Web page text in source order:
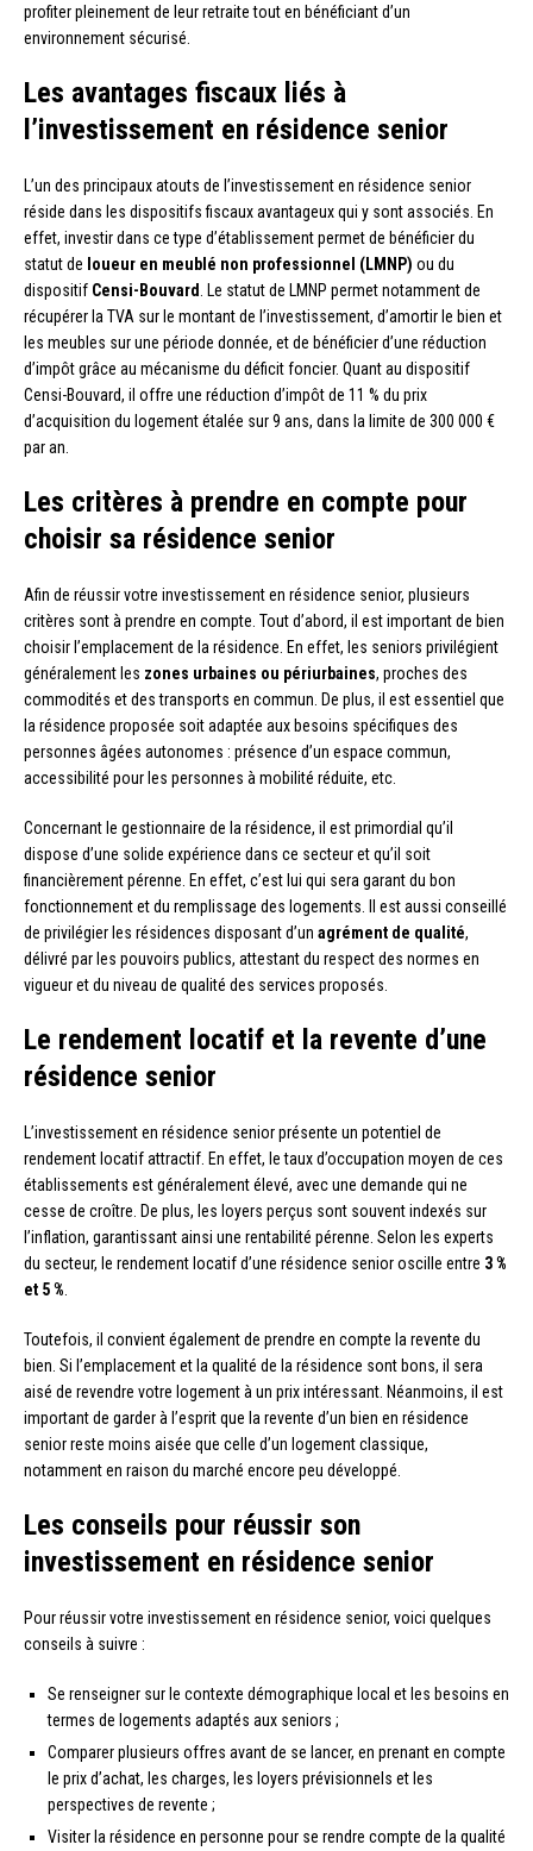
profiter pleinement de leur retraite tout en bénéficiant d’un
environnement sécurisé.
Les avantages fiscaux liés à
l’investissement en résidence senior
L’un des principaux atouts de l’investissement en résidence senior
réside dans les dispositifs fiscaux avantageux qui y sont associés. En
effet, investir dans ce type d’établissement permet de bénéficier du
statut de loueur en meublé non professionnel (LMNP) ou du
dispositif Censi-Bouvard
. Le statut de LMNP permet notamment de
récupérer la TVA sur le montant de l’investissement, d’amortir le bien et
les meubles sur une période donnée, et de bénéficier d’une réduction
d’impôt grâce au mécanisme du déficit foncier. Quant au dispositif
Censi-Bouvard, il offre une réduction d’impôt de 11 % du prix
d’acquisition du logement étalée sur 9 ans, dans la limite de 300 000 €
par an.
Les critères à prendre en compte pour
choisir sa résidence senior
Afin de réussir votre investissement en résidence senior, plusieurs
critères sont à prendre en compte. Tout d’abord, il est important de bien
choisir l’emplacement de la résidence. En effet, les seniors privilégient
généralement les zones urbaines ou périurbaines, proches des
commodités et des transports en commun. De plus, il est essentiel que
la résidence proposée soit adaptée aux besoins spécifiques des
personnes âgées autonomes : présence d’un espace commun,
accessibilité pour les personnes à mobilité réduite, etc.
Concernant le gestionnaire de la résidence, il est primordial qu’il
dispose d’une solide expérience dans ce secteur et qu’il soit
financièrement pérenne. En effet, c’est lui qui sera garant du bon
fonctionnement et du remplissage des logements. Il est aussi conseillé
de privilégier les résidences disposant d’un agrément de qualité,
délivré par les pouvoirs publics, attestant du respect des normes en
vigueur et du niveau de qualité des services proposés.
Le rendement locatif et la revente d’une
résidence senior
L’investissement en résidence senior présente un potentiel de
rendement locatif attractif. En effet, le taux d’occupation moyen de ces
établissements est généralement élevé, avec une demande qui ne
cesse de croître. De plus, les loyers perçus sont souvent indexés sur
l’inflation, garantissant ainsi une rentabilité pérenne. Selon les experts
du secteur, le rendement locatif d’une résidence senior oscille entre 3 %
et 5 %
Toutefois, il convient également de prendre en compte la revente du
bien. Si l’emplacement et la qualité de la résidence sont bons, il sera
aisé de revendre votre logement à un prix intéressant. Néanmoins, il est
important de garder à l’esprit que la revente d’un bien en résidence
senior reste moins aisée que celle d’un logement classique,
notamment en raison du marché encore peu développé.
Les conseils pour réussir son
investissement en résidence senior
Pour réussir votre investissement en résidence senior, voici quelques
conseils à suivre :
Se renseigner sur le contexte démographique local et les besoins en
termes de logements adaptés aux seniors ;
Comparer plusieurs offres avant de se lancer, en prenant en compte
le prix d’achat, les charges, les loyers prévisionnels et les
perspectives de revente ;
Visiter la résidence en personne pour se rendre compte de la qualité